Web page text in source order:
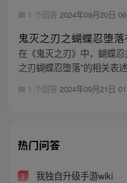
1 个回答 2024年09月20日
鬼灭之刃之蝴蝶忍堕
在《鬼灭之刃》中，蝴蝶忍
之刃蝴蝶忍堕落”的相关表
1 个回答 2024年09月21日
热门问答
1 我独自升级手游wiki